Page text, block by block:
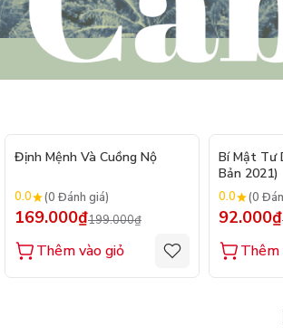
- 15%
Định Mệnh Và Cuồng Nộ
0.0 (0 Đánh giá)
169.000₫199.000₫
Thêm vào giỏ
Bí Mật Tư
Bản 2021)
0.0 (0
92.000₫
Thêm